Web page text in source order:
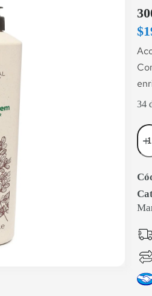
$
34